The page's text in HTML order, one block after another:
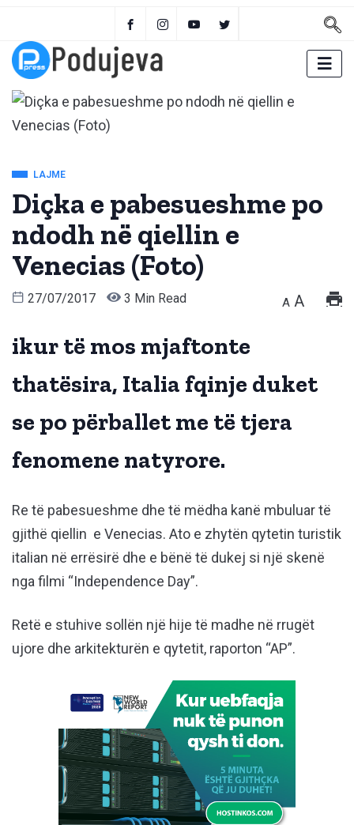
LAJME
Diçka e pabesueshme po
ndodh në qiellin e
Venecias (Foto)
27/07/2017 3 Min Read A A
ikur të mos mjaftonte
thatësira, Italia fqinje duket
se po përballet me të tjera
fenomene natyrore.
Re të pabesueshme dhe të mëdha kanë mbuluar të
gjithë qiellin e Venecias. Ato e zhytën qytetin turistik
italian në errësirë dhe e bënë të dukej si një skenë
nga filmi “Independence Day”.
Retë e stuhive sollën një hije të madhe në rrugët
ujore dhe arkitekturën e qytetit, raporton “AP”.